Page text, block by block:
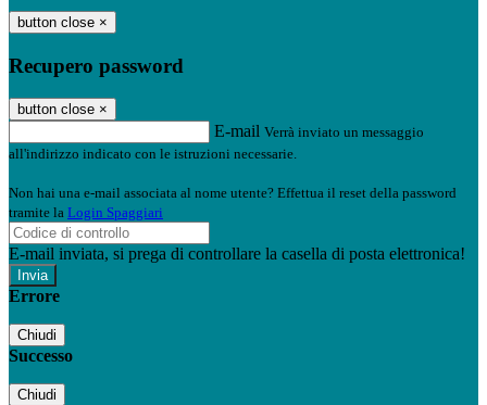
button close ×
Recupero password
button close ×
E-mail Verrà inviato un messaggio
all'indirizzo indicato con le istruzioni necessarie.
Non hai una e-mail associata al nome utente? Effettua il reset della password
tramite la Login Spaggiari
E-mail inviata, si prega di controllare la casella di posta elettronica!
Errore
Chiudi
Successo
Chiudi